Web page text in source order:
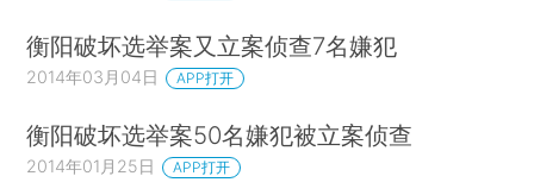
衡阳破坏选举案又立案侦查7名嫌犯
2014年03月04日 APP打开
衡阳破坏选举案50名嫌犯被立案侦查
2014年01月25日 APP打开